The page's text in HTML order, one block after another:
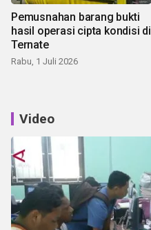
Pemusnahan barang bukti
hasil operasi cipta kondisi di
Ternate
Rabu, 1 Juli 2026
Video